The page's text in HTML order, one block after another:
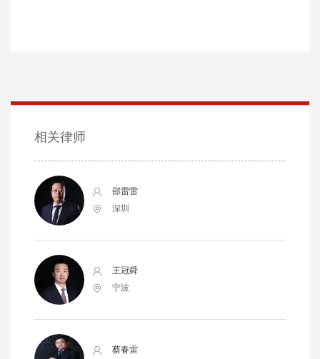
相关律师
邵雷雷
深圳
王冠舜
宁波
蔡春雷